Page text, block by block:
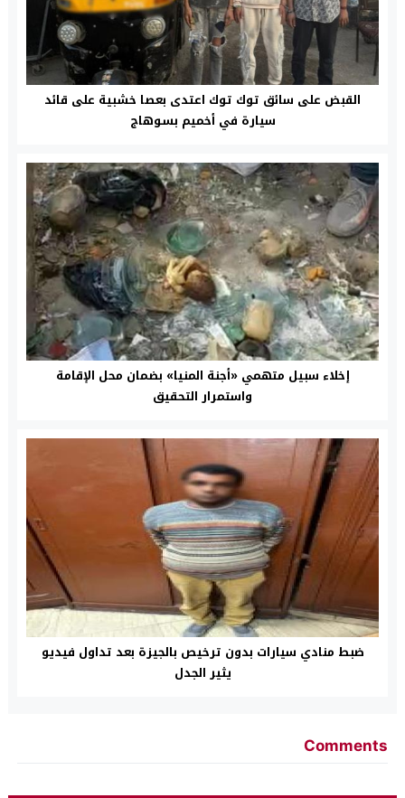
القبض على سائق توك توك اعتدى بعصا خشبية على قائد
سيارة في أخميم بسوهاج
إخلاء سبيل متهمي «أجنة المنيا» بضمان محل الإقامة
واستمرار التحقيق
ضبط منادي سيارات بدون ترخيص بالجيزة بعد تداول فيديو
يثير الجدل
Comments